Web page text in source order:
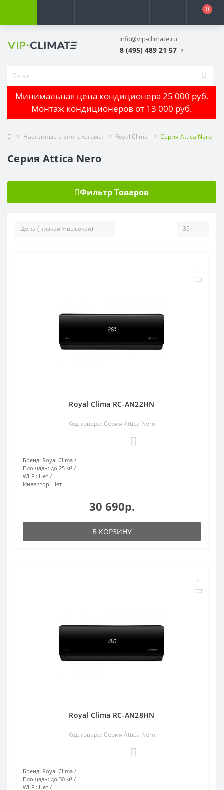
0
info@vip-climate.ru
8 (495) 489 21 57
Минимальная цена кондиционера 25 000 руб.
Монтаж кондиционеров от 13 000 руб.
Настенные сплит-системы Royal Clima Серия Attica Nero
Серия Attica Nero
Фильтр Товаров
Royal Clima RC-AN22HN
Код товара: Серия Attica Nero
Бренд: Royal Clima
Площадь: до 25 м²
Wi-Fi: Нет
Инвертор: Нет
30 690р.
В КОРЗИНУ
Royal Clima RC-AN28HN
Код товара: Серия Attica Nero
Бренд: Royal Clima
Площадь: до 30 м²
Wi-Fi: Нет